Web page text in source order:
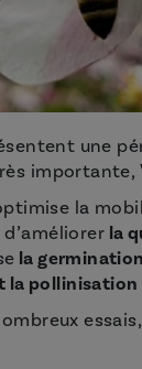
une
importante,
la
la
la
la pollinisation